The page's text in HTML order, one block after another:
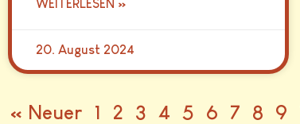
WEITERLESEN »
20. August 2024
« Neuer 1 2 3 4 5 6 7 8 9